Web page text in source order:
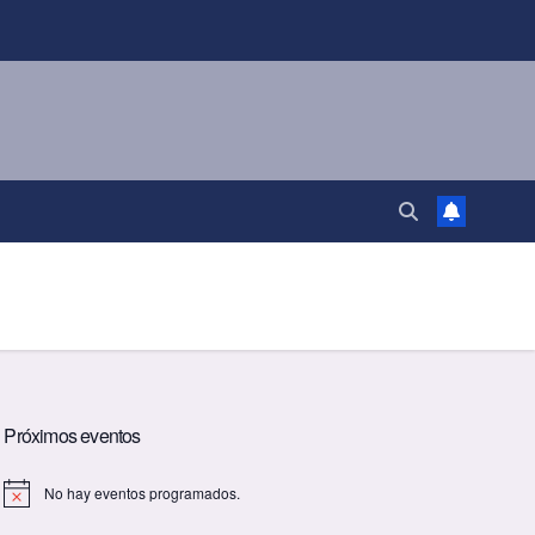
Próximos eventos
A
No hay eventos programados.